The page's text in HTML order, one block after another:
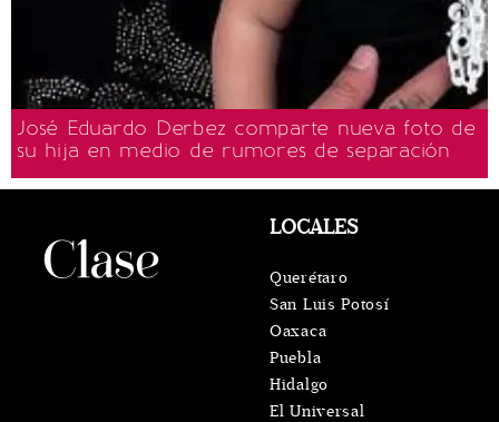
José Eduardo Derbez comparte nueva foto de
su hija en medio de rumores de separación
LOCALES
Querétaro
San Luis Potosí
Oaxaca
Puebla
Hidalgo
El Universal